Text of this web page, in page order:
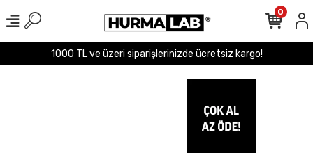
1000 TL ve üzeri siparişlerinizde ücretsiz kargo!
0